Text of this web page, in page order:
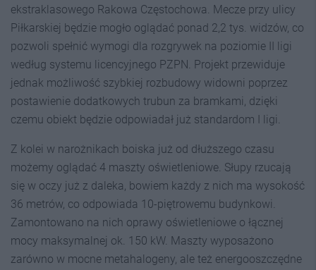
ekstraklasowego Rakowa Częstochowa. Mecze przy ulicy
Piłkarskiej będzie mogło oglądać ponad 2,2 tys. widzów, co
pozwoli spełnić wymogi dla rozgrywek na poziomie II ligi
według systemu licencyjnego PZPN. Projekt przewiduje
jednak możliwość szybkiej rozbudowy widowni poprzez
postawienie dodatkowych trubun za bramkami, dzięki
czemu obiekt będzie odpowiadał już standardom I ligi.
Z kolei w narożnikach boiska już od dłuższego czasu
możemy oglądać 4 maszty oświetleniowe. Słupy rzucają
się w oczy już z daleka, bowiem każdy z nich ma wysokość
36 metrów, co odpowiada 10-piętrowemu budynkowi.
Zamontowano na nich oprawy oświetleniowe o łącznej
mocy maksymalnej ok. 150 kW. Maszty wyposażono
zarówno w mocne metahalogeny, ale też energooszczędne